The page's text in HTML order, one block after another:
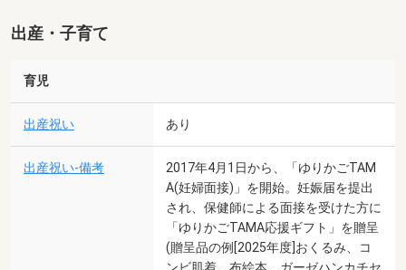
出産・子育て
育児
出産祝い あり
出産祝い-備考
2017年4月1日から、「ゆりかごTAM
A(妊婦面接)」を開始。妊娠届を提出
され、保健師による面接を受けた方に
「ゆりかごTAMA応援ギフト」を贈呈
(贈呈品の例[2025年度]おくるみ、コ